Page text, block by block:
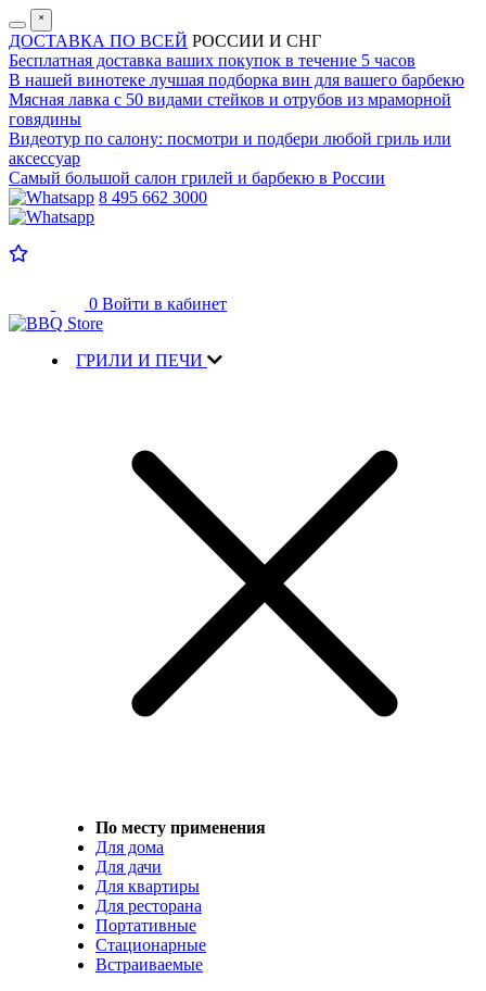
˟
ДОСТАВКА ПО ВСЕЙ РОССИИ И СНГ
Бесплатная доставка ваших покупок в течение 5 часов
В нашей винотеке лучшая подборка вин для вашего барбекю
Мясная лавка с 50 видами стейков и отрубов из мраморной
говядины
Видеотур по салону: посмотри и подбери любой гриль или
аксессуар
Самый большой салон грилей и барбекю в России
8 495 662 3000
0 Войти в кабинет
ГРИЛИ И ПЕЧИ
По месту применения
Для дома
Для дачи
Для квартиры
Для ресторана
Портативные
Стационарные
Встраиваемые